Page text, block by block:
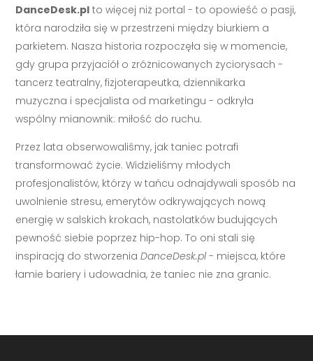
DanceDesk.pl to więcej niż portal - to opowieść o pasji,
która narodziła się w przestrzeni między biurkiem a
parkietem. Nasza historia rozpoczęła się w momencie,
gdy grupa przyjaciół o zróżnicowanych życiorysach -
tancerz teatralny, fizjoterapeutka, dziennikarka
muzyczna i specjalista od marketingu - odkryła
wspólny mianownik: miłość do ruchu.
Przez lata obserwowaliśmy, jak taniec potrafi
transformować życie. Widzieliśmy młodych
profesjonalistów, którzy w tańcu odnajdywali sposób na
uwolnienie stresu, emerytów odkrywających nową
energię w salskich krokach, nastolatków budujących
pewność siebie poprzez hip-hop. To oni stali się
inspiracją do stworzeniaDanceDesk.pl - miejsca, które
łamie bariery i udowadnia, że taniec nie zna granic.